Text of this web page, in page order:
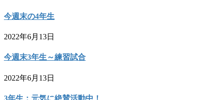
今週末の4年生
2022年6月13日
今週末3年生～練習試合
2022年6月13日
3年生：元気に絶賛活動中！